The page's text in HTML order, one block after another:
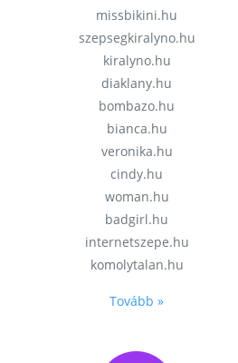
missbikini.hu
szepsegkiralyno.hu
kiralyno.hu
diaklany.hu
bombazo.hu
bianca.hu
veronika.hu
cindy.hu
woman.hu
badgirl.hu
internetszepe.hu
komolytalan.hu
Tovább »